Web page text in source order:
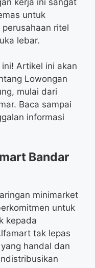
untuk
ritel
lebar.
Artikel ini akan
Lowongan
mulai dari
Baca sampai
informasi
Bandar
minimarket
untuk
kepada
tak lepas
handal dan